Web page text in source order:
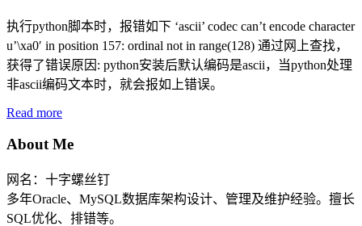
执行python脚本时，报错如下 ‘ascii’ codec can’t encode character
u’\xa0′ in position 157: ordinal not in range(128) 通过网上查找，
获得了错误原因: python安装后默认编码是ascii，当python处理
非ascii编码文本时，就会报如上错误。
Read more
About Me
网名：十字螺丝钉
多年Oracle、MySQL数据库架构设计、管理及维护经验。擅长
SQL优化、排错等。